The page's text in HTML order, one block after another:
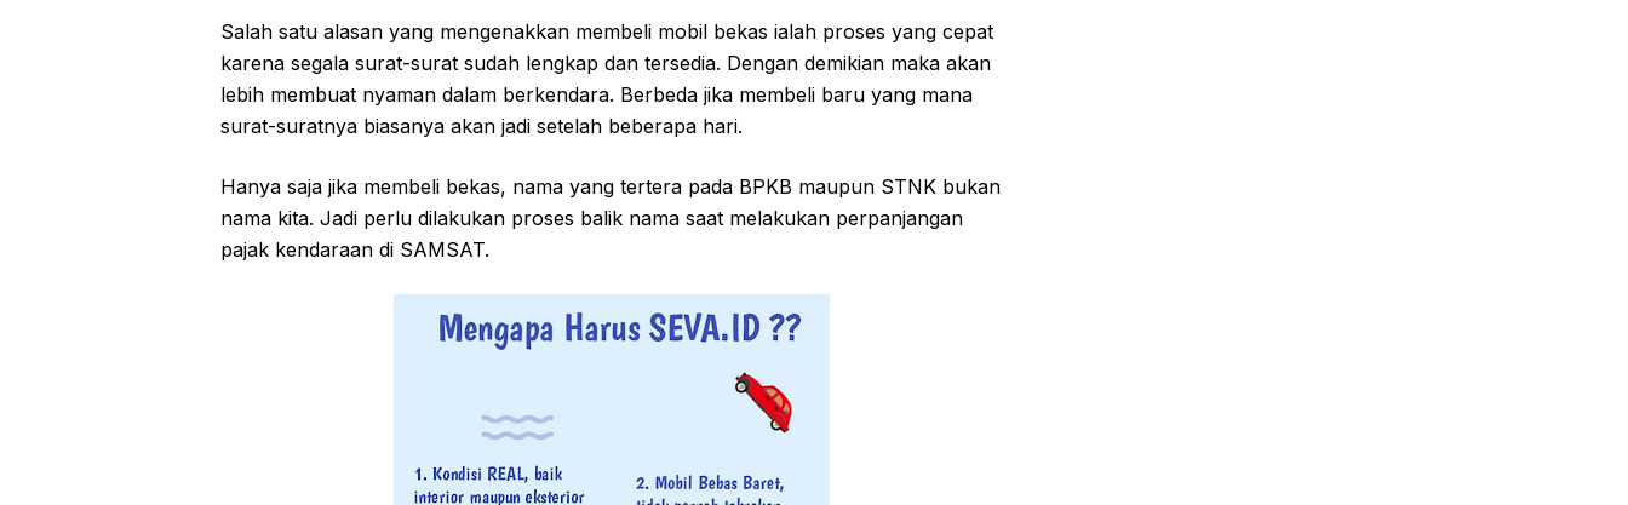
Salah satu alasan yang mengenakkan membeli mobil bekas ialah proses yang cepat
karena segala surat-surat sudah lengkap dan tersedia. Dengan demikian maka akan
lebih membuat nyaman dalam berkendara. Berbeda jika membeli baru yang mana
surat-suratnya biasanya akan jadi setelah beberapa hari.
Hanya saja jika membeli bekas, nama yang tertera pada BPKB maupun STNK bukan
nama kita. Jadi perlu dilakukan proses balik nama saat melakukan perpanjangan
pajak kendaraan di SAMSAT.